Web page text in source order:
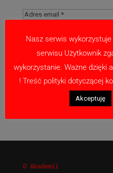
Zapamiętaj moje
podczas pisania
O Akademii
Nasz serwis
serwisu Użytkownik
wykorzystanie. Ważne dzięki
! Treść polityki dotyczącej
Akceptuję